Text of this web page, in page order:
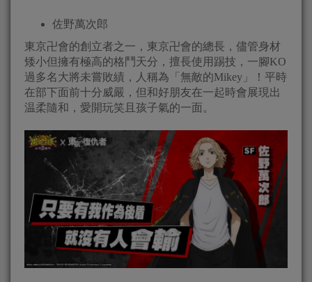
佐野萬次郎
東京卍會的創立者之一，東京卍會的總長，儘管身材
矮小但擁有極高的格鬥天分，擅長使用踢技，一腳KO
過多名大將未嘗敗績，人稱為「無敵的Mikey」！平時
在部下面前十分威嚴，但和好朋友在一起時會展現出
温柔隨和，愛開玩笑且孩子氣的一面。